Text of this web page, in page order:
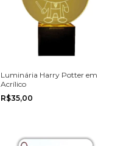
Luminária Harry Potter em
Acrílico
R$35,00